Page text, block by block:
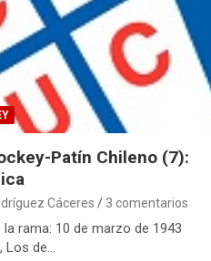
Patín Chileno (7):
Cáceres 3 comentarios
rama: 10 de marzo de 1943
de…